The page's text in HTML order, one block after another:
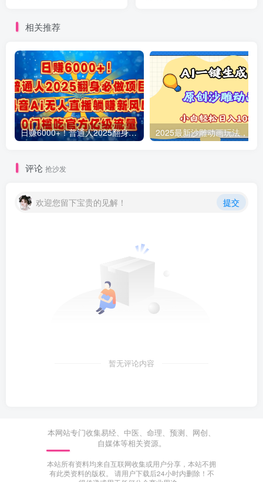
相关推荐
日赚6000+！普通人2025翻身必做项目，抖音Ai无人直播躺赚新风口，0门槛吃官方亿级流量
评论 抢沙发
欢迎您留下宝贵的见解！ 提交
暂无评论内容
本网站专门收集易经、中医、命理、预测、网创、
自媒体等相关资源。
本站所有资料均来自互联网收集或用户分享，本站不拥
有此类资料的版权。 请用户下载后24小时内删除！不